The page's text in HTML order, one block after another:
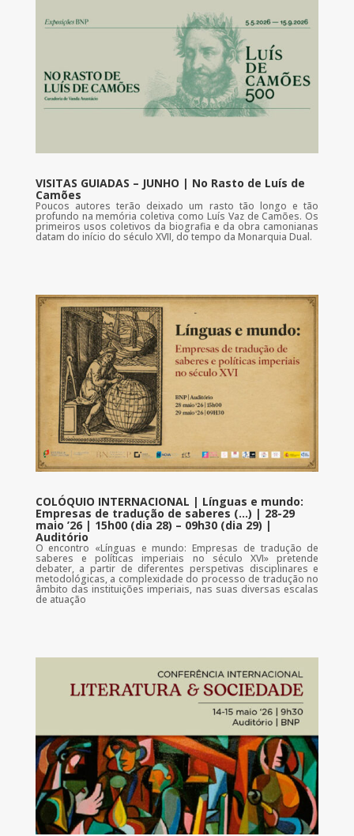
VISITAS GUIADAS – JUNHO | No Rasto de Luís de
Camões
Poucos autores terão deixado um rasto tão longo e tão
profundo na memória coletiva como Luís Vaz de Camões. Os
primeiros usos coletivos da biografia e da obra camonianas
datam do início do século XVII, do tempo da Monarquia Dual.
COLÓQUIO INTERNACIONAL | Línguas e mundo:
Empresas de tradução de saberes (…) | 28-29
maio ’26 | 15h00 (dia 28) – 09h30 (dia 29) |
Auditório
O encontro «Línguas e mundo: Empresas de tradução de
saberes e políticas imperiais no século XVI» pretende
debater, a partir de diferentes perspetivas disciplinares e
metodológicas, a complexidade do processo de tradução no
âmbito das instituições imperiais, nas suas diversas escalas
de atuação